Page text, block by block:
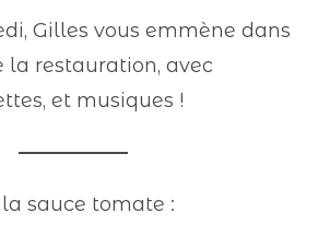
Gilles vous emmène dans
la restauration, avec
et musiques !
sauce tomate :